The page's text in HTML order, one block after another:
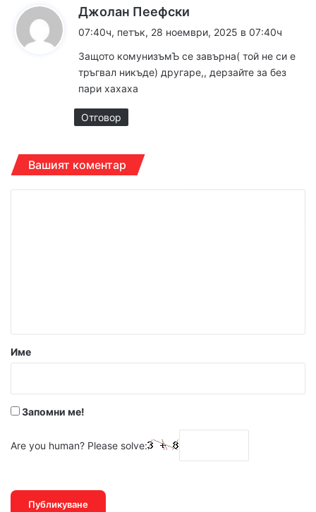
Джолан Пеефски
а
:
07:40ч, петък, 28 ноември, 2025 в 07:40ч
Защото комунизъмЪ се завърна( той не си е
тръгвал никъде) другаре,, дерзайте за без
пари хахаха
Отговор
Вашият коментар
р
Име
Запомни ме!
Are you human? Please solve: